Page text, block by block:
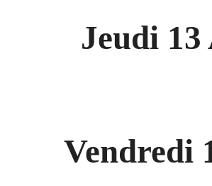
Jeudi
Vendredi